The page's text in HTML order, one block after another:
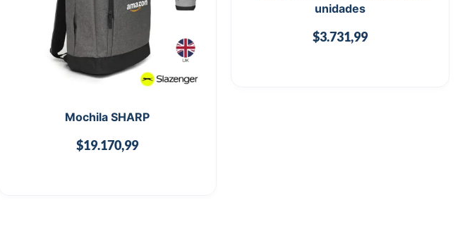
Mochila SHARP
$19.170,99
unidades
$3.731,99